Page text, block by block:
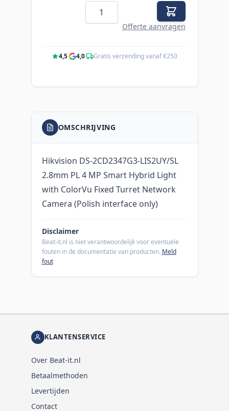
Aantal
Offerte aanvragen
4,5· 4,0· Gratis verzending vanaf €250
OMSCHRIJVING
Hikvision DS-2CD2347G3-LIS2UY/SL
2.8mm PL 4 MP Smart Hybrid Light
with ColorVu Fixed Turret Network
Camera (Polish interface only)
Disclaimer
Beat-it.nl is niet verantwoordelijk voor eventuele
fouten in de documentatie van producten. Meld
fout
KLANTENSERVICE
Over Beat-it.nl
Betaalmethoden
Levertijden
Contact